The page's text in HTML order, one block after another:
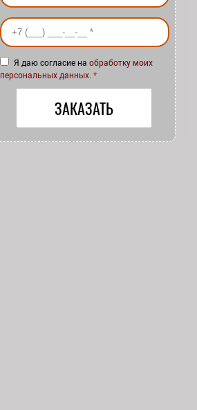
Ваш номер телефона
Я даю согласие на обработку моих
персональных данных. *